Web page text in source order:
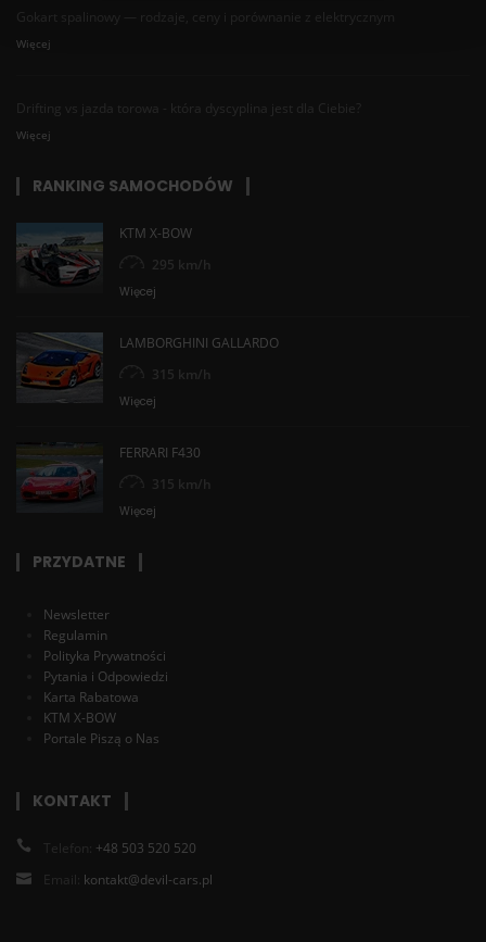
Gokart spalinowy — rodzaje, ceny i porównanie z elektrycznym
Więcej
Drifting vs jazda torowa - która dyscyplina jest dla Ciebie?
Więcej
RANKING SAMOCHODÓW
KTM X-BOW
295 km/h
Więcej
LAMBORGHINI GALLARDO
315 km/h
Więcej
FERRARI F430
315 km/h
Więcej
PRZYDATNE
Newsletter
Regulamin
Polityka Prywatności
Pytania i Odpowiedzi
Karta Rabatowa
KTM X-BOW
Portale Piszą o Nas
KONTAKT
Telefon: +48 503 520 520
Email: kontakt@devil-cars.pl